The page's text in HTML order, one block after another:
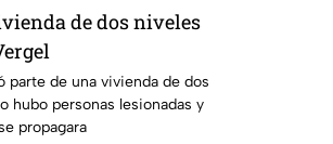
de dos niveles
parte de una vivienda de dos
hubo personas lesionadas y
propagara